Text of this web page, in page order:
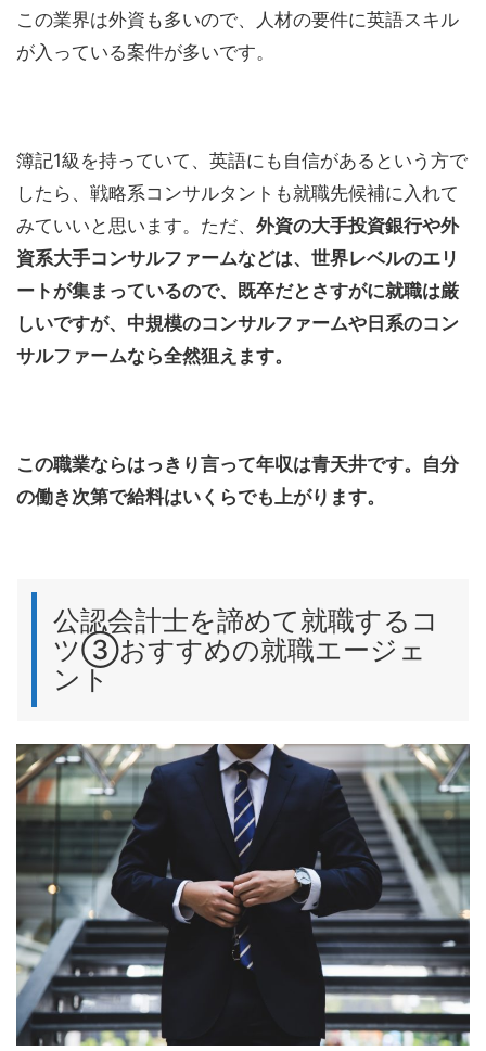
この業界は外資も多いので、人材の要件に英語スキル
が入っている案件が多いです。
簿記1級を持っていて、英語にも自信があるという方で
したら、戦略系コンサルタントも就職先候補に入れて
みていいと思います。ただ、 外資の大手投資銀行や外
資系大手コンサルファームなどは、世界レベルのエリ
ートが集まっているので、既卒だとさすがに就職は厳
しいですが、中規模のコンサルファームや日系のコン
サルファームなら全然狙えます。
この職業ならはっきり言って年収は青天井です。自分
の働き次第で給料はいくらでも上がります。
公認会計士を諦めて就職するコ
ツ③おすすめの就職エージェ
ント